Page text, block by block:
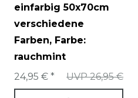
einfarbig 50x70cm
verschiedene
Farben, Farbe:
rauchmint
UVP 26,95 €
24,95 € *